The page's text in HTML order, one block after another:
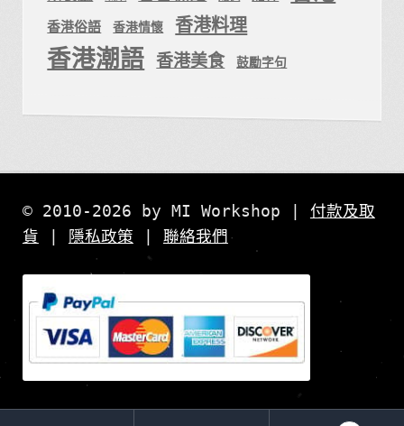
香港俗語 香港情懷 香港料理
香港潮語 香港美食 鼓勵字句
© 2010-2026 by MI Workshop | 付款及取
貨
隱私政策 聯絡我們